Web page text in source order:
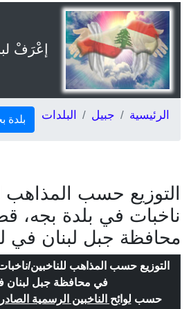
إعْرَفْ
الرئيسية جبيل البلدات بلدة
التوزيع حسب المذاهب
ناخبات في بلدة بجه،
محافظة جبل لبنان في
التوزيع حسب المذاهب للناخبين/
في محافظة جبل لبنان
حسب لوائح الناخبين الرسمية